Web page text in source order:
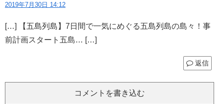
2019年7月30日 14:12
[…] 【五島列島】7日間で一気にめぐる五島列島の島々！事
前計画スタート五島… […]
返信
コメントを書き込む